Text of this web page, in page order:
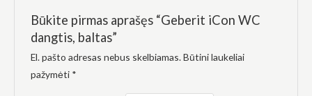
Būkite pirmas aprašęs “Geberit iCon WC
dangtis, baltas”
El. pašto adresas nebus skelbiamas.Būtini laukeliai
pažymėti *
Dalindamiesi
savo
pomėgiais ir
elgesiu, kai
mūsų